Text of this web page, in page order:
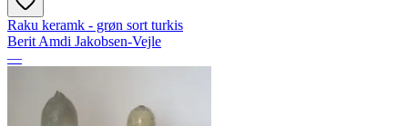
Raku keramk - grøn sort turkis
Berit Amdi Jakobsen-Vejle
—